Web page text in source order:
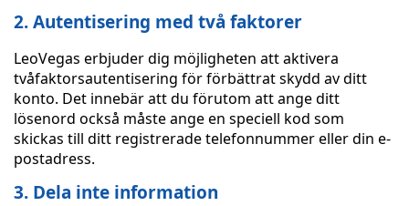
2. Autentisering med två faktorer
LeoVegas erbjuder dig möjligheten att aktivera
tvåfaktorsautentisering för förbättrat skydd av ditt
konto. Det innebär att du förutom att ange ditt
lösenord också måste ange en speciell kod som
skickas till ditt registrerade telefonnummer eller din e-
postadress.
3. Dela inte information